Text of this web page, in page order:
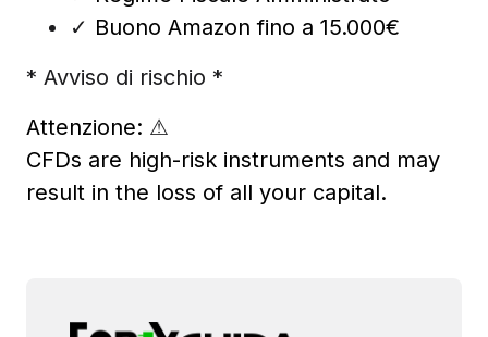
✓ Buono Amazon fino a 15.000€
* Avviso di rischio *
Attenzione: ⚠
CFDs are high-risk instruments and may
result in the loss of all your capital.